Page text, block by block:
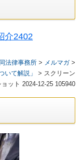
介2402
法律事務所 > メルマガ>
いて解説」
> スクリーン
ョット 2024-12-25 105940